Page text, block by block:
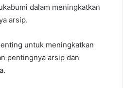
dalam meningkatkan
arsip.
untuk meningkatkan
pentingnya arsip dan